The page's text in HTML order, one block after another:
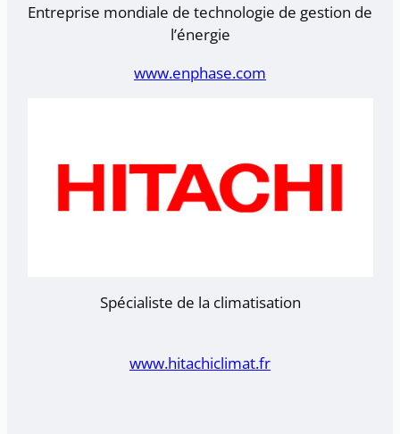
Entreprise mondiale de technologie de gestion de
l’énergie
www.enphase.com
Spécialiste de la climatisation
www.hitachiclimat.fr